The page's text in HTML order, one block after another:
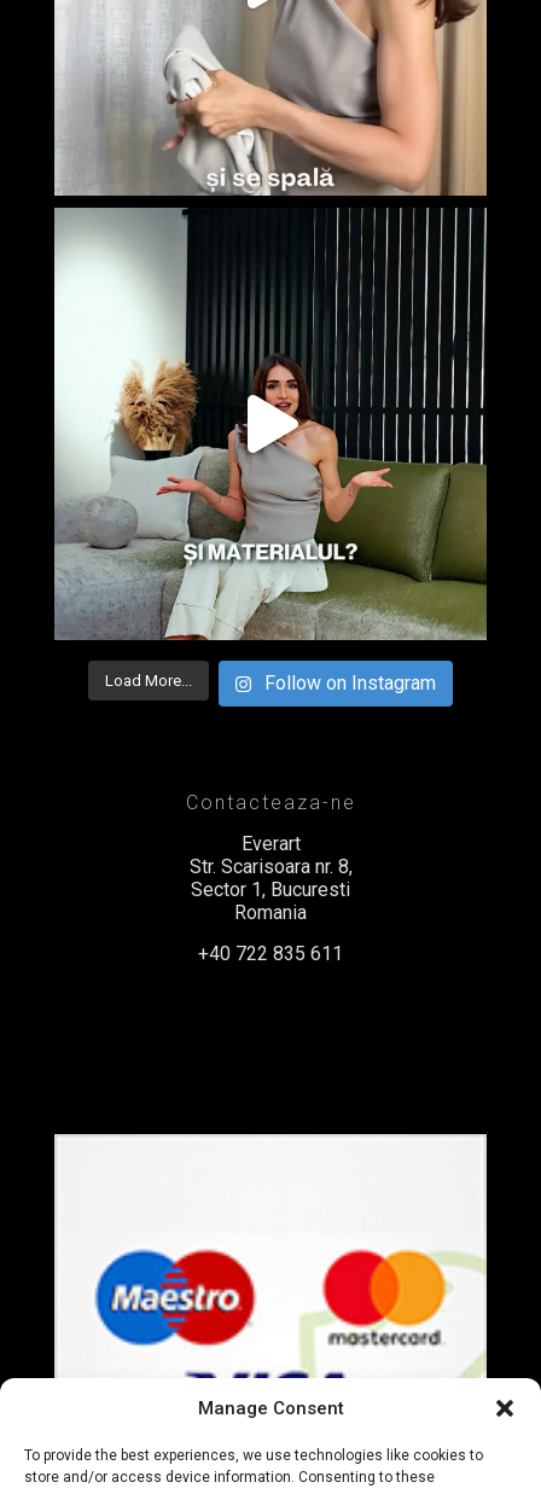
Manage Consent
To provide the best experiences, we use technologies like cookies to
store and/or access device information. Consenting to these
Load More... Follow on Instagram
Contacteaza-ne
Everart
Str. Scarisoara nr. 8,
Sector 1, Bucuresti
Romania
+40 722 835 611